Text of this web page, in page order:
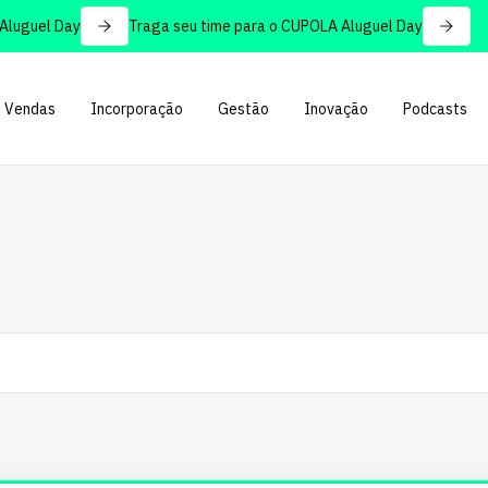
Day Traga seu time para o CUPOLA Aluguel Day
Vendas Incorporação Gestão Inovação Podcasts